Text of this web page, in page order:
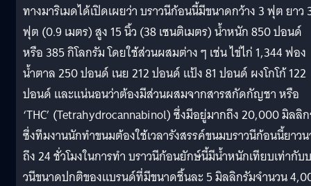
ทางมาริเมดได้เปิดเผยว่า บราวนีก้อนนี้มีขนาดกว้าง 3 ฟุต ยาว
ฟุต (0.9 เมตร) สูง 15 นิ้ว (38 เซนติเมตร) น้ำหนัก 850 ปอนด์
หรือ 385 กิโลกรัม โดยใช้ส่วนผสมต่าง ๆ เช่น ไข่ไก่ 1,344 ฟอง
น้ำตาล 250 ปอนด์ เนย 212 ปอนด์ แป้ง 81 ปอนด์ ผงโกโก้ 122
ปอนด์ และแน่นอนว่าต้องมีส่วนผสมจากสารสกัดกัญชา หรือ
‘THC’ (Tetrahydrocannabinol) ซึ่งมีอยู่มากถึง 20,000 มิลลิ
ซึ่งทีมงานนักทำขนมต้องใช้เวลารังสรรค์ขนมบราวนีก้อนนี้ยาว
ถึง 24 ชั่วโมงในการทำ บราวนีก้อนยักษ์นี้มีน้ำหนักเทียบเท่ากับ
วนีขนาดปกติของแบรนด์ที่มีขนาดชิ้นละ 5 มิลลิกรัมจำนวน